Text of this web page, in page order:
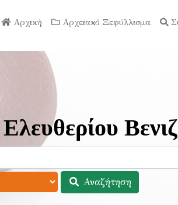
Αρχική Αρχειακό Ξεφύλλισμα
Αναζήτηση